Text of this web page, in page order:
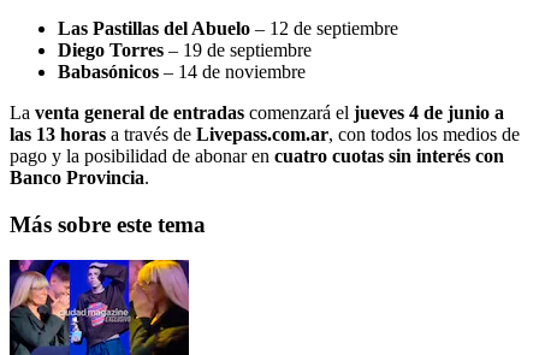
Las Pastillas del Abuelo – 12 de septiembre
Diego Torres – 19 de septiembre
Babasónicos – 14 de noviembre
La venta general de entradas comenzará el jueves 4 de junio a
las 13 horas a través de Livepass.com.ar, con todos los medios de
pago y la posibilidad de abonar en cuatro cuotas sin interés con
Banco Provincia.
Más sobre este tema